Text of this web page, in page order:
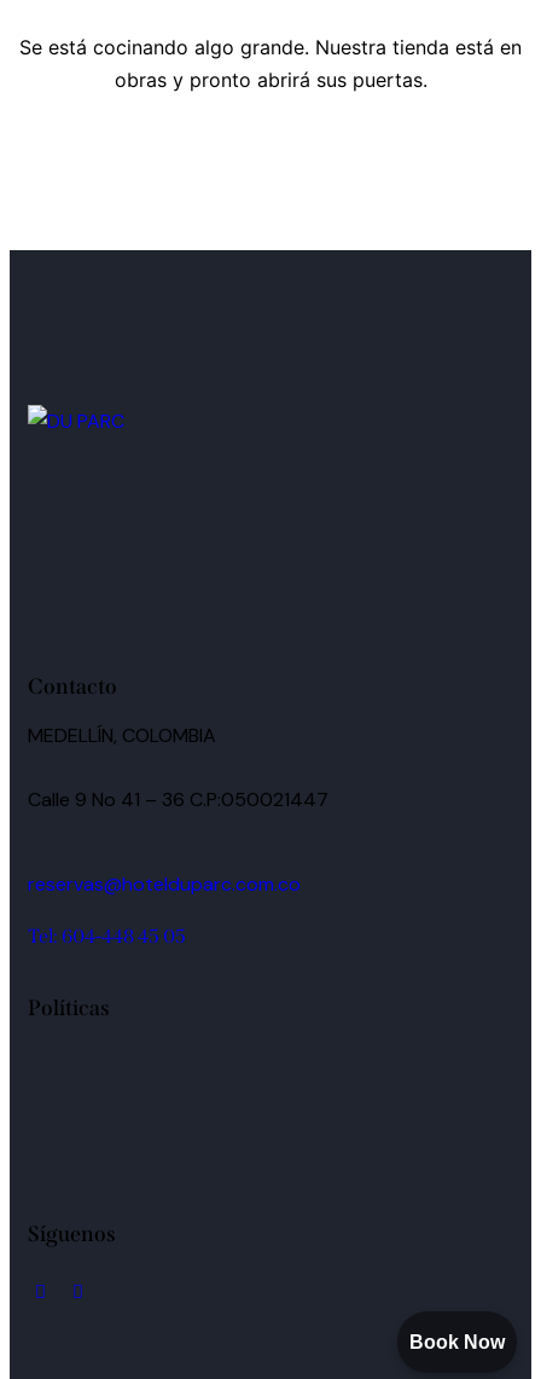
Se está cocinando algo grande. Nuestra tienda está en
obras y pronto abrirá sus puertas.
Contacto
MEDELLÍN, COLOMBIA
Calle 9 No 41 – 36 C.P:050021447
reservas@hotelduparc.com.co
Tel: 604-448 45 05
Políticas
Síguenos
Book Now